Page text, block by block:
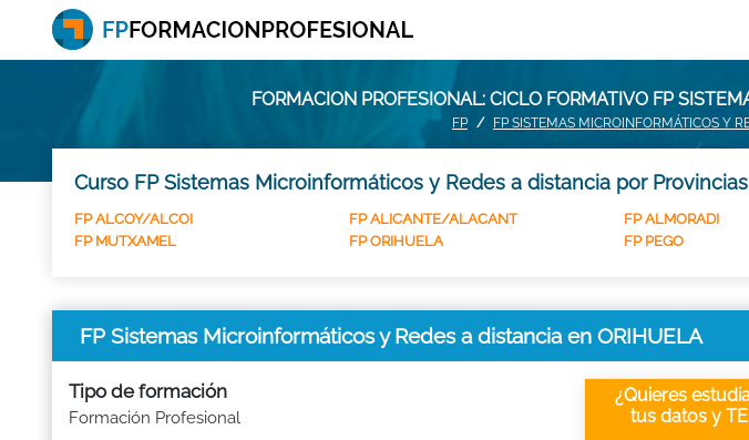
FORMACION PROFESIONAL: CICLO FORMATIVO FP
FP FP SISTEMAS MICROINFORMÁTICOS Y
Curso FP Sistemas Microinformáticos y Redes a distancia por
FP ALCOY/ALCOI FP ALICANTE/ALACANT FP ALMORADI
FP MUTXAMEL
FP ORIHUELA FP PEGO
FP Sistemas Microinformáticos y Redes a distancia en ORIHUELA
Tipo de formación
Formación Profesional
¿Quieres
tus datos y